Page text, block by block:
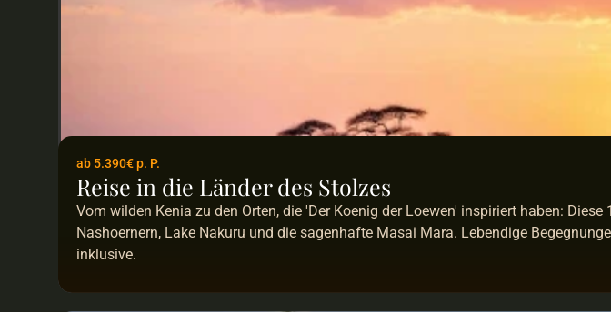
ab 5.390€ p. P.
Reise in die Länder des Stolzes
Vom wilden Kenia zu den Orten, die 'Der Koenig der Loewen' inspiriert haben:
Nashoernern, Lake Nakuru und die sagenhafte Masai Mara. Lebendige
inklusive.